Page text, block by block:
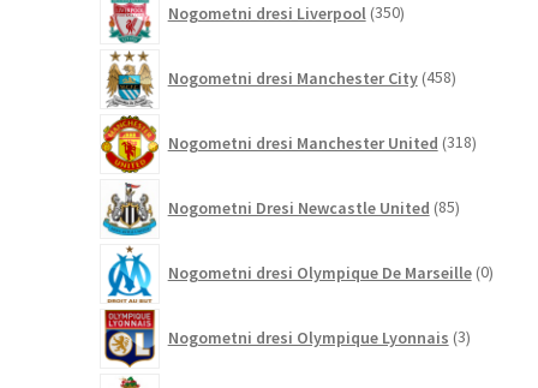
Nogometni dresi Liverpool 350izdelkov
Nogometni dresi Manchester City 458izdelkov
Nogometni dresi Manchester United 318izdelkov
Nogometni Dresi Newcastle United 85izdelkov
Nogometni dresi Olympique De Marseille 0
Nogometni dresi Olympique Lyonnais 3izdelki